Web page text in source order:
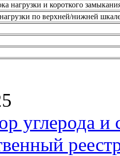
нагрузки и короткого
по верхней/нижней
углерода